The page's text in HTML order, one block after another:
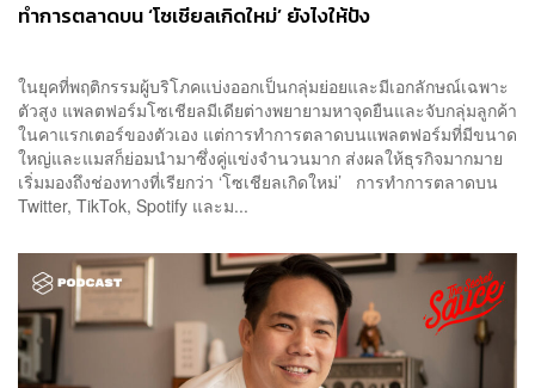
ทำการตลาดบน ‘โซเชียลเกิดใหม่’ ยังไงให้ปัง
ในยุคที่พฤติกรรมผู้บริโภคแบ่งออกเป็นกลุ่มย่อยและมีเอกลักษณ์เฉพาะ
ตัวสูง แพลตฟอร์มโซเชียลมีเดียต่างพยายามหาจุดยืนและจับกลุ่มลูกค้า
ในคาแรกเตอร์ของตัวเอง แต่การทำการตลาดบนแพลตฟอร์มที่มีขนาด
ใหญ่และแมสก็ย่อมนำมาซึ่งคู่แข่งจำนวนมาก ส่งผลให้ธุรกิจมากมาย
เริ่มมองถึงช่องทางที่เรียกว่า ‘โซเชียลเกิดใหม่’ การทำการตลาดบน
Twitter, TikTok, Spotify และม...